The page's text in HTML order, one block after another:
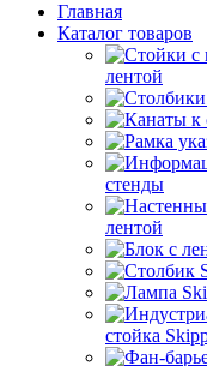
Главная
Каталог товаров
лентой
стенды
лентой
стойка